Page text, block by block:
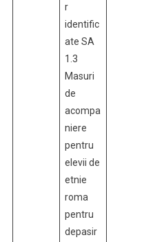
r
identific
ate SA
1.3
Masuri
de
acompa
niere
pentru
elevii de
etnie
roma
pentru
depasir